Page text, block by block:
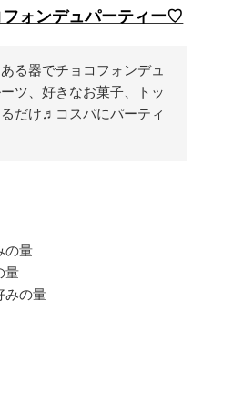
ォンデュパーティー♡
る器でチョコフォンデュ
ツ、好きなお菓子、トッ
だけ♬コスパにパーティ
の量
量
みの量